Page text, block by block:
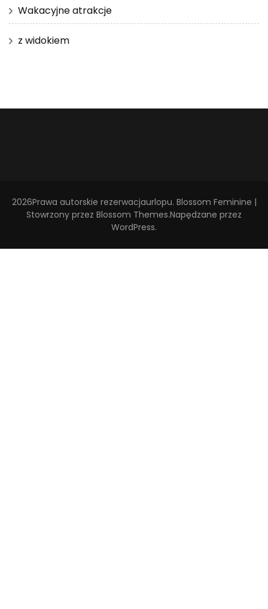
Wakacyjne atrakcje
z widokiem
2026Prawa autorskie rezerwacjaurlopu. Blossom Feminine |
Stowrzony przez Blossom Themes.Napędzane przez
WordPress.